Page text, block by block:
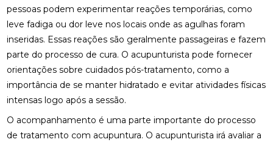
pessoas podem experimentar reações temporárias, como
leve fadiga ou dor leve nos locais onde as agulhas foram
inseridas. Essas reações são geralmente passageiras e fazem
parte do processo de cura. O acupunturista pode fornecer
orientações sobre cuidados pós-tratamento, como a
importância de se manter hidratado e evitar atividades físicas
intensas logo após a sessão.
O acompanhamento é uma parte importante do processo
de tratamento com acupuntura. O acupunturista irá avaliar a
FISIOTERAPIA NA REABILITAÇÃO VESTIBULAR E
SEUS BENEFÍCIOS
FISIOTERAPIA NA REABILITAÇÃO VESTIBULAR
MELHORA O EQUILÍBRIO E A QUALIDADE DE VIDA
FISIOTERAPIA NO PÉ MELHORA SUA MOBILIDADE E
CONFORTO
FISIOTERAPIA NO PÉ PARA ALÍVIO E RECUPERAÇÃO
EFICIENTE